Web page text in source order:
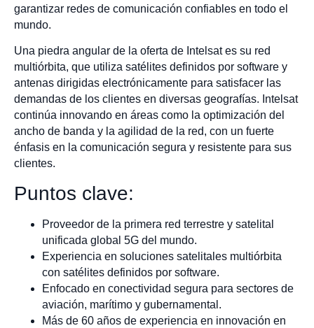
garantizar redes de comunicación confiables en todo el
mundo.
Una piedra angular de la oferta de Intelsat es su red
multiórbita, que utiliza satélites definidos por software y
antenas dirigidas electrónicamente para satisfacer las
demandas de los clientes en diversas geografías. Intelsat
continúa innovando en áreas como la optimización del
ancho de banda y la agilidad de la red, con un fuerte
énfasis en la comunicación segura y resistente para sus
clientes.
Puntos clave:
Proveedor de la primera red terrestre y satelital
unificada global 5G del mundo.
Experiencia en soluciones satelitales multiórbita
con satélites definidos por software.
Enfocado en conectividad segura para sectores de
aviación, marítimo y gubernamental.
Más de 60 años de experiencia en innovación en